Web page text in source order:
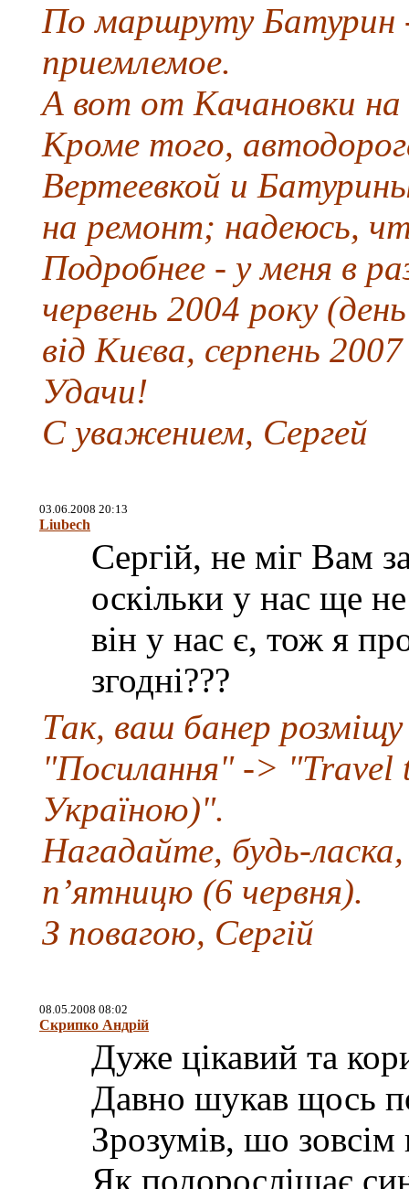
По маршруту
приемлемое.
А вот от Качановки на
Кроме того,
Вертеевкой и
на ремонт; надеюсь,
Подробнее - у меня в
червень 2004 року
від Києва, серпень
Удачи!
С уважением, Сергей
03.06.2008 20:13
Liubech
Сергій, не міг Вам
оскільки у нас ще
він у нас є, тож я
згодні???
Так, ваш банер розміщу
"Посилання" ->
Україною)".
Нагадайте, будь-
п’ятницю (6 червня).
З повагою, Сергій
08.05.2008 08:02
Скрипко Андрій
Дуже цікавий та
Давно шукав щось
Зрозумів, шо
Як подорослішає